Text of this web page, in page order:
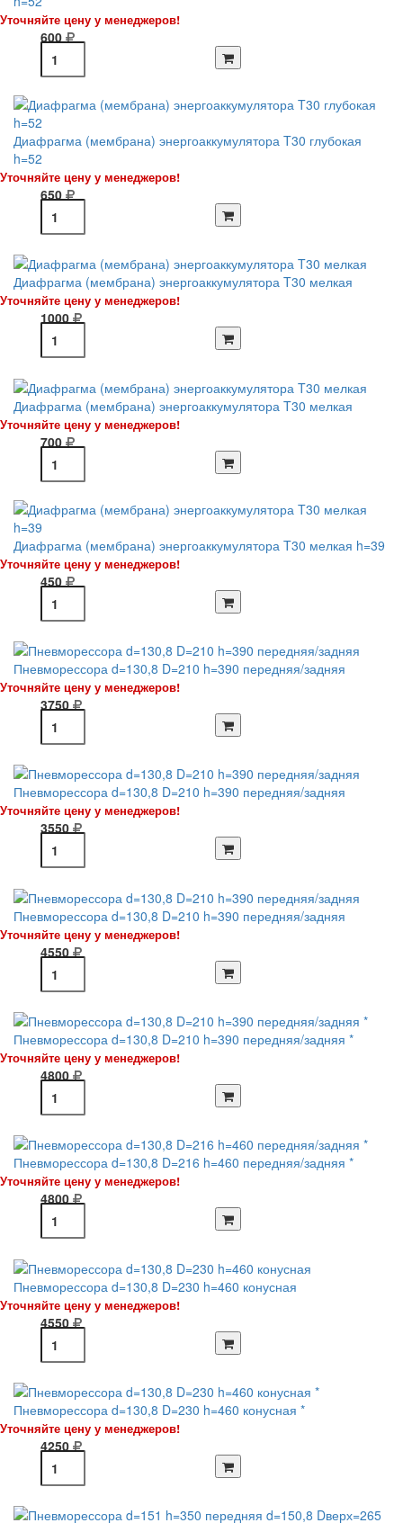
Уточняйте цену у менеджеров!
600
Диафрагма (мембрана) энергоаккумулятора T30 глубокая
h=52
Уточняйте цену у менеджеров!
650
Диафрагма (мембрана) энергоаккумулятора T30 мелкая
Уточняйте цену у менеджеров!
1000
Диафрагма (мембрана) энергоаккумулятора T30 мелкая
Уточняйте цену у менеджеров!
700
Диафрагма (мембрана) энергоаккумулятора T30 мелкая h=39
Уточняйте цену у менеджеров!
450
Пневморессора d=130,8 D=210 h=390 передняя/задняя
Уточняйте цену у менеджеров!
3750
Пневморессора d=130,8 D=210 h=390 передняя/задняя
Уточняйте цену у менеджеров!
3550
Пневморессора d=130,8 D=210 h=390 передняя/задняя
Уточняйте цену у менеджеров!
4550
Пневморессора d=130,8 D=210 h=390 передняя/задняя *
Уточняйте цену у менеджеров!
4800
Пневморессора d=130,8 D=216 h=460 передняя/задняя *
Уточняйте цену у менеджеров!
4800
Пневморессора d=130,8 D=230 h=460 конусная
Уточняйте цену у менеджеров!
4550
Пневморессора d=130,8 D=230 h=460 конусная *
Уточняйте цену у менеджеров!
4250